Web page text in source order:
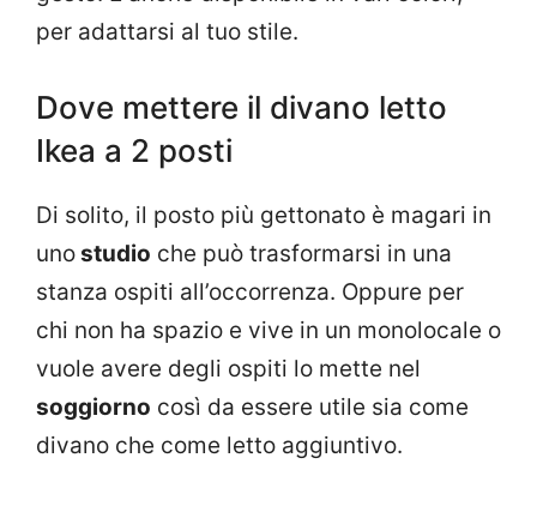
per adattarsi al tuo stile.
Dove mettere il divano letto
Ikea a 2 posti
Di solito, il posto più gettonato è magari in
unostudio che può trasformarsi in una
stanza ospiti all’occorrenza. Oppure per
chi non ha spazio e vive in un monolocale o
vuole avere degli ospiti lo mette nel
soggiorno così da essere utile sia come
divano che come letto aggiuntivo.